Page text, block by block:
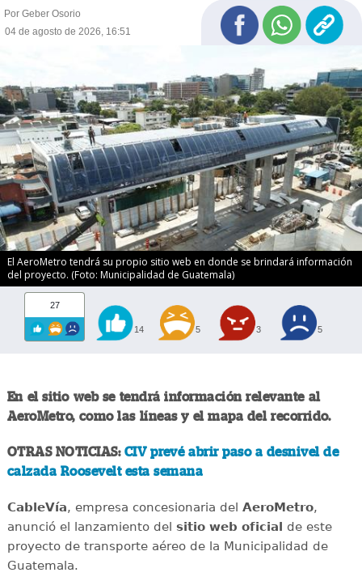
Por Geber Osorio
04 de agosto de 2026, 16:51
El AeroMetro tendrá su propio sitio web en donde se brindará información
del proyecto. (Foto: Municipalidad de Guatemala)
27
14 5 3 5
En el sitio web se tendrá información relevante al
AeroMetro, como las líneas y el mapa del recorrido.
OTRAS NOTICIAS: CIV prevé abrir paso a desnivel de
calzada Roosevelt esta semana
CableVía, empresa concesionaria del AeroMetro,
anunció el lanzamiento del sitio web oficial de este
proyecto de transporte aéreo de la Municipalidad de
Guatemala.